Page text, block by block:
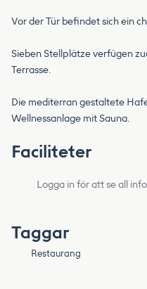
Vor der Tür befindet sich ein
Sieben Stellplätze verfügen
Terrasse.
Die mediterran gestaltete
Wellnessanlage mit Sauna.
Faciliteter
Logga in för att se all
Taggar
Restaurang